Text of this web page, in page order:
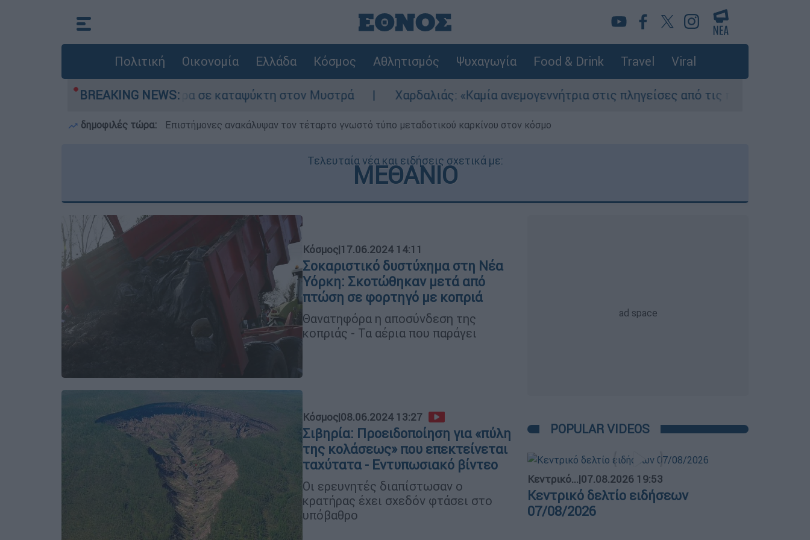
Πολιτική Οικονομία Ελλάδα Κόσμος Αθλητισμός Ψυχαγωγία Food & Drink Travel Viral
BREAKING NEWS:
νεκρό του πατέρα σε καταψύκτη στον Μυστρά Χαρδαλιάς: «Καμία ανεμογεννήτρια στις πληγείσες από τις πυρκαγιές περιοχές της
δημοφιλές τώρα: Επιστήμονες ανακάλυψαν τον τέταρτο γνωστό τύπο μεταδοτικού καρκίνου στον κόσμο
Τελευταία νέα και ειδήσεις σχετικά με:
ΜΕΘΑΝΙΟ
Κόσμος|17.06.2024 14:11
Σοκαριστικό δυστύχημα στη Νέα
Υόρκη: Σκοτώθηκαν μετά από
πτώση σε φορτηγό με κοπριά
Θανατηφόρα η αποσύνδεση της
κοπριάς - Τα αέρια που παράγει
Κόσμος|08.06.2024 13:27
Σιβηρία: Προειδοποίηση για «πύλη
της κολάσεως» που επεκτείνεται
ταχύτατα - Εντυπωσιακό βίντεο
Οι ερευνητές διαπίστωσαν ο
κρατήρας έχει σχεδόν φτάσει στο
υπόβαθρo
POPULAR VIDEOS
Κεντρικό...|07.08.2026 19:53
Κεντρικό δελτίο ειδήσεων
07/08/2026